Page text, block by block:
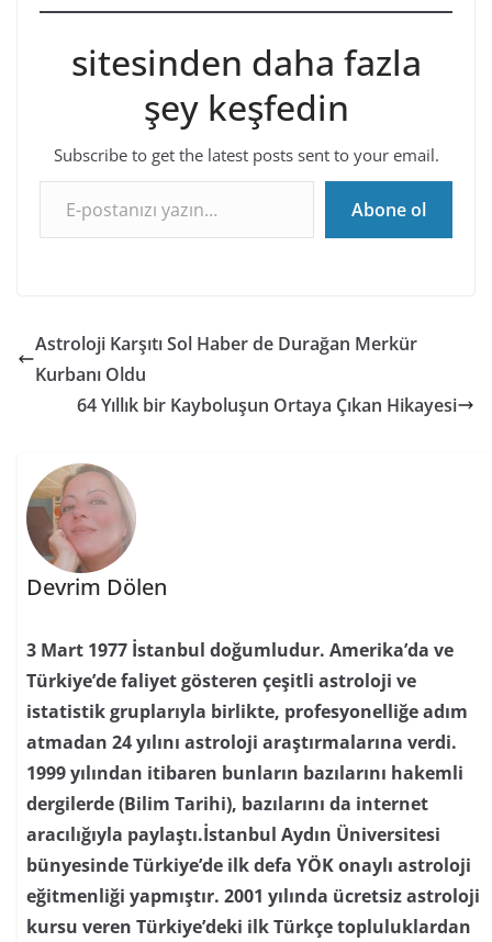
sitesinden daha fazla
şey keşfedin
Subscribe to get the latest posts sent to your email.
E-postanızı yazın…
Abone ol
Astroloji Karşıtı Sol Haber de Durağan Merkür
Kurbanı Oldu
64 Yıllık bir Kayboluşun Ortaya Çıkan Hikayesi
Devrim Dölen
3 Mart 1977 İstanbul doğumludur. Amerika’da ve
Türkiye’de faliyet gösteren çeşitli astroloji ve
istatistik gruplarıyla birlikte, profesyonelliğe adım
atmadan 24 yılını astroloji araştırmalarına verdi.
1999 yılından itibaren bunların bazılarını hakemli
dergilerde (Bilim Tarihi), bazılarını da internet
aracılığıyla paylaştı.İstanbul Aydın Üniversitesi
bünyesinde Türkiye’de ilk defa YÖK onaylı astroloji
eğitmenliği yapmıştır. 2001 yılında ücretsiz astroloji
kursu veren Türkiye’deki ilk Türkçe topluluklardan